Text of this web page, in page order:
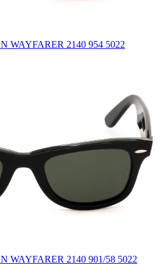
2140 954 5022
2140 901/58 5022